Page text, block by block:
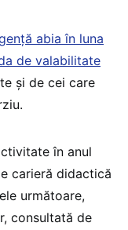
abia în luna
de valabilitate
și de cei care
în anul
carieră didactică
următoare,
consultată de